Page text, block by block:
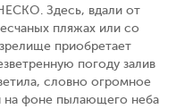
Здесь, вдали от
пляжах или со
приобретает
погоду залив
словно огромное
на фоне пылающего неба